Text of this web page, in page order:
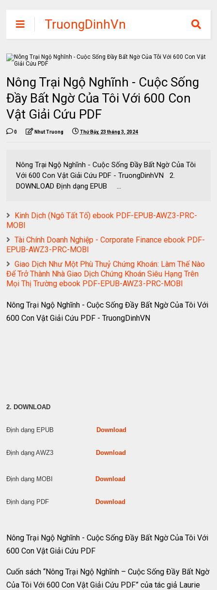
TruongDinhVn
Chia sẽ ebook,
các khóa học,
phần mềm học
tập miễn phí
Nông Trại Ngộ Nghĩnh - Cuộc Sống
Đầy Bất Ngờ Của Tôi Với 600 Con
Vật Giải Cứu PDF
0 Nhut Truong Thứ Bảy, 23 tháng 3, 2024
Nông Trại Ngộ Nghĩnh - Cuộc Sống Đầy Bất Ngờ Của Tôi
Với 600 Con Vật Giải Cứu PDF - TruongDinhVN 2.
DOWNLOAD Định dạng EPUB ...
Kinh Dịch (Ngô Tất Tố) ebook PDF-EPUB-AWZ3-PRC-
MOBI
Tài Chính Doanh Nghiệp - Corporate Finance ebook PDF-
EPUB-AWZ3-PRC-MOBI
Giao Dịch Như Một Phù Thuỷ Chứng Khoán: Làm Thế Nào
Để Trở Thành Nhà Giao Dịch Chứng Khoán Siêu Hạng Trên
Mọi Thị Trường ebook PDF-EPUB-AWZ3-PRC-MOBI
Nông Trại Ngộ Nghĩnh - Cuộc Sống Đầy Bất Ngờ Của Tôi Với
600 Con Vật Giải Cứu PDF - TruongDinhVN
2. DOWNLOAD
Định dạng EPUB Download
Định dạng AWZ3 Download
Định dạng MOBI Download
Định dạng PDF Download
Nông Trại Ngộ Nghĩnh - Cuộc Sống Đầy Bất Ngờ Của Tôi Với
600 Con Vật Giải Cứu PDF
Cuốn sách “Nông Trại Ngộ Nghĩnh – Cuộc Sống Đầy Bất Ngờ
Của Tôi Với 600 Con Vật Giải Cứu PDF” của tác giả Laurie